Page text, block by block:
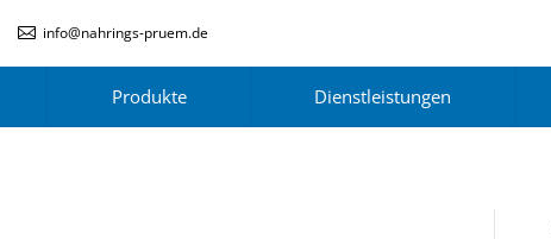
info@nahrings-pruem.de
Produkte Dienstleistungen